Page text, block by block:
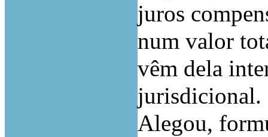
juros
num valor
vêm dela
jurisdicional.
Alegou,